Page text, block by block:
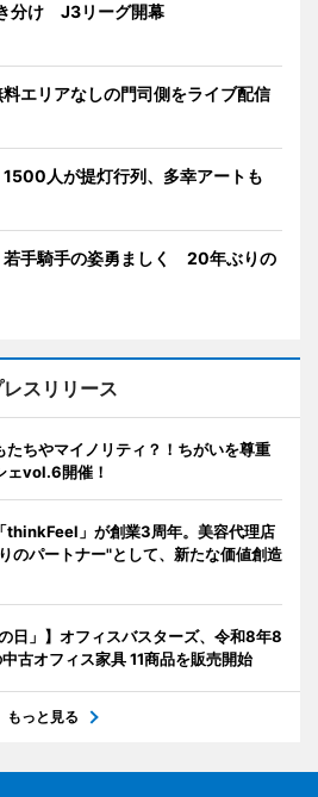
分け J3リーグ開幕
エリアなしの門司側をライブ配信
人が提灯行列、多幸アートも
若手騎手の姿勇ましく 20年ぶりの
レスリリース
たちやマイノリティ？！ちがいを尊重
vol.6開催！
thinkFeel」が創業3周年。美容代理店
のパートナー"として、新たな価値創造
日」】オフィスバスターズ、令和8年8
古オフィス家具 11商品を販売開始
もっと見る